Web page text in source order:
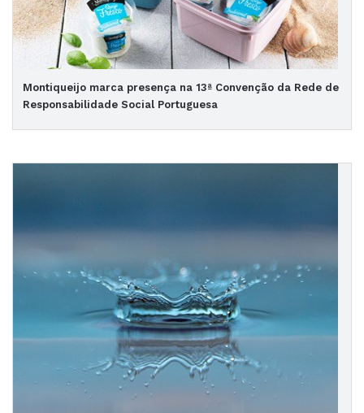
Montiqueijo marca presença na 13ª Convenção da Rede de
Responsabilidade Social Portuguesa